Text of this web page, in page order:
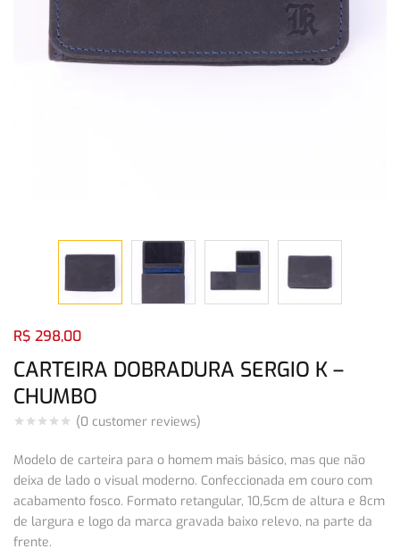
CARTEIRA DOBRADURA SERGIO K –
CHUMBO
(0 customer reviews)
R$ 298,00
Modelo de carteira para o homem mais básico, mas que não
deixa de lado o visual moderno. Confeccionada em couro com
acabamento fosco. Formato retangular, 10,5cm de altura e 8cm
de largura e logo da marca gravada baixo relevo, na parte da
frente.
Login comFacebook Login comGoogle